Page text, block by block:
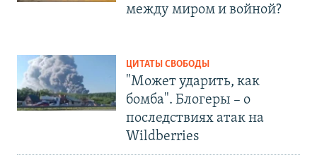
между миром и войной?
ЦИТАТЫ СВОБОДЫ
"Может ударить, как
бомба". Блогеры – о
последствиях атак на
Wildberries